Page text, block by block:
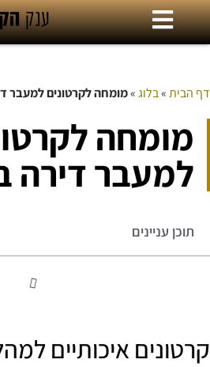
דף הבית»בלוג»מומחה לקרטונים למעבר
מומחה
למעבר דירה
תוכן עניינים
קרטונים איכותיים